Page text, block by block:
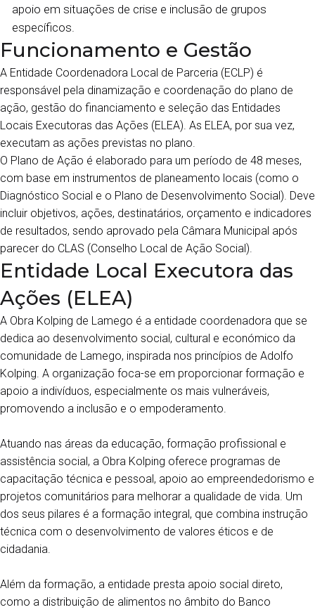
apoio em situações de crise e inclusão de grupos
específicos.
Funcionamento e Gestão
A Entidade Coordenadora Local de Parceria (ECLP) é
responsável pela dinamização e coordenação do plano de
ação, gestão do financiamento e seleção das Entidades
Locais Executoras das Ações (ELEA). As ELEA, por sua vez,
executam as ações previstas no plano.
O Plano de Ação é elaborado para um período de 48 meses,
com base em instrumentos de planeamento locais (como o
Diagnóstico Social e o Plano de Desenvolvimento Social). Deve
incluir objetivos, ações, destinatários, orçamento e indicadores
de resultados, sendo aprovado pela Câmara Municipal após
parecer do CLAS (Conselho Local de Ação Social).
Entidade Local Executora das
Ações (ELEA)
A Obra Kolping de Lamego é a entidade coordenadora que se
dedica ao desenvolvimento social, cultural e económico da
comunidade de Lamego, inspirada nos princípios de Adolfo
Kolping. A organização foca-se em proporcionar formação e
apoio a indivíduos, especialmente os mais vulneráveis,
promovendo a inclusão e o empoderamento.
Atuando nas áreas da educação, formação profissional e
assistência social, a Obra Kolping oferece programas de
capacitação técnica e pessoal, apoio ao empreendedorismo e
projetos comunitários para melhorar a qualidade de vida. Um
dos seus pilares é a formação integral, que combina instrução
técnica com o desenvolvimento de valores éticos e de
cidadania.
Além da formação, a entidade presta apoio social direto,
como a distribuição de alimentos no âmbito do Banco